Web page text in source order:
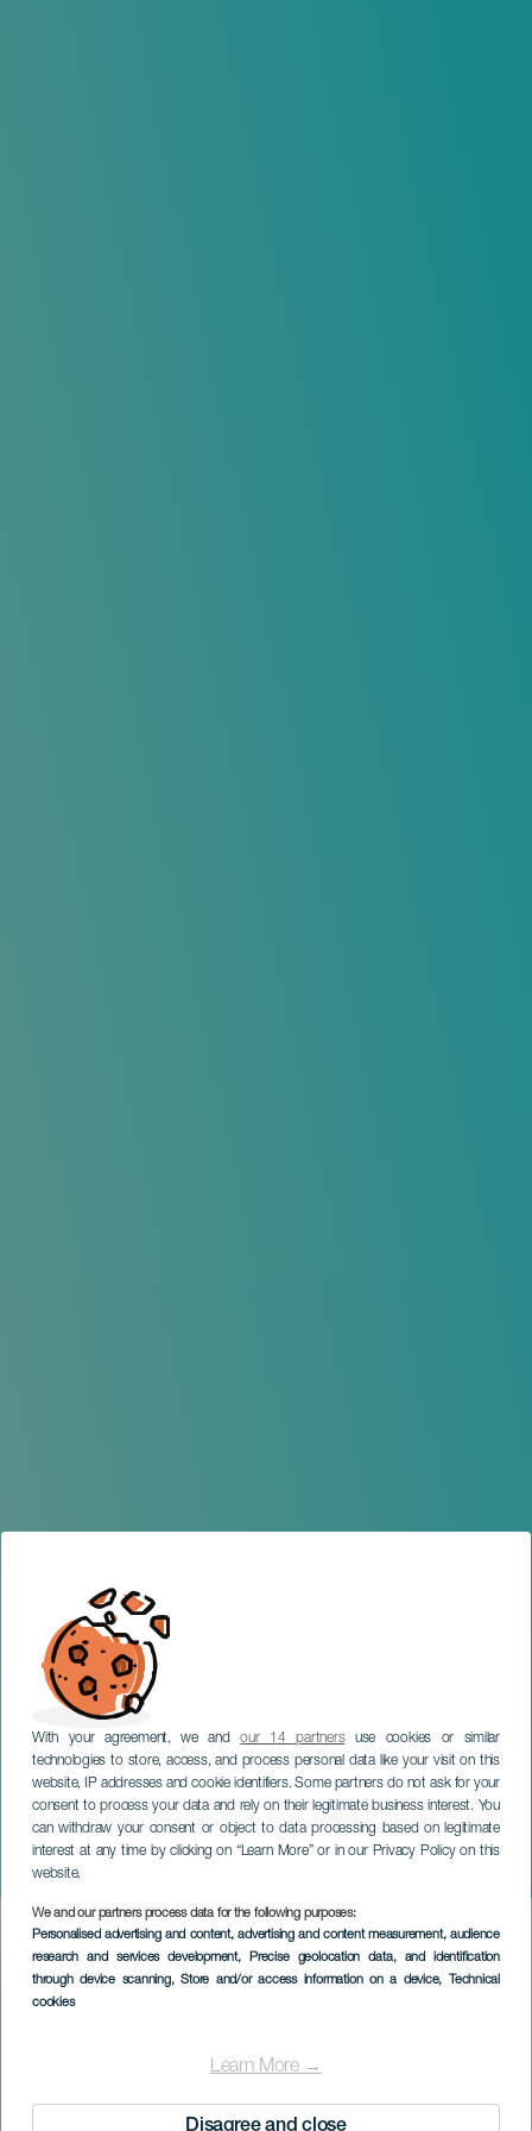
With your agreement, we andour 14 partnersuse cookies or similar
technologies to store, access, and process personal data like your visit on this
website, IP addresses and cookie identifiers. Some partners do not ask for your
consent to process your data and rely on their legitimate business interest. You
can withdraw your consent or object to data processing based on legitimate
interest at any time by clicking on “Learn More” or in our Privacy Policy on this
website.
We and our partners process data for the following purposes:
Personalised advertising and content, advertising and content measurement, audience
research and services development, Precise geolocation data, and identification
through device scanning, Store and/or access information on a device, Technical
cookies
Learn More →
Muziek voor Hitler
GRAN CANARIA
Imagen
Listado